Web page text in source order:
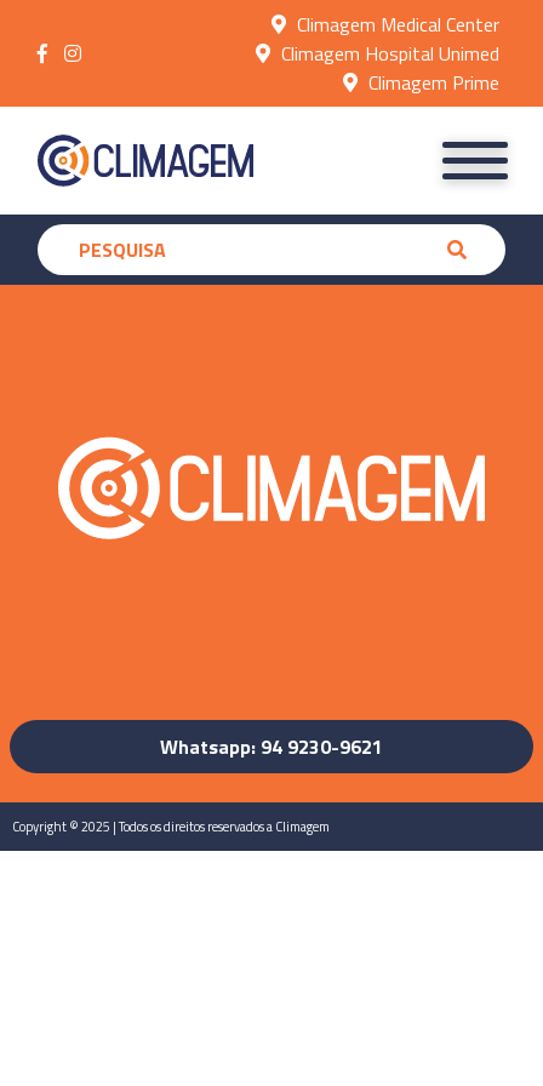
Climagem Medical Center
Climagem Hospital Unimed
Climagem Prime
Whatsapp: 94 9230-9621
Copyright © 2025 | Todos os direitos reservados a Climagem